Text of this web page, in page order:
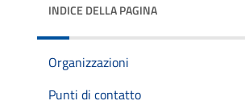
INDICE DELLA PAGINA
Organizzazioni
Punti di contatto